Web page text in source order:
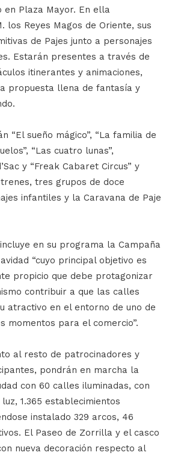
en Plaza Mayor. En ella
los Reyes Magos de Oriente, sus
de Pajes junto a personajes
Estarán presentes a través de
itinerantes y animaciones,
propuesta llena de fantasía y
“El sueño mágico”, “La familia de
“Las cuatro lunas”,
y “Freak Cabaret Circus” y
tres grupos de doce
infantiles y la Caravana de Paje
en su programa la Campaña
“cuyo principal objetivo es
propicio que debe protagonizar
contribuir a que las calles
atractivo en el entorno de uno de
momentos para el comercio”.
al resto de patrocinadores y
pondrán en marcha la
con 60 calles iluminadas, con
1.365 establecimientos
instalado 329 arcos, 46
El Paseo de Zorrilla y el casco
nueva decoración respecto al